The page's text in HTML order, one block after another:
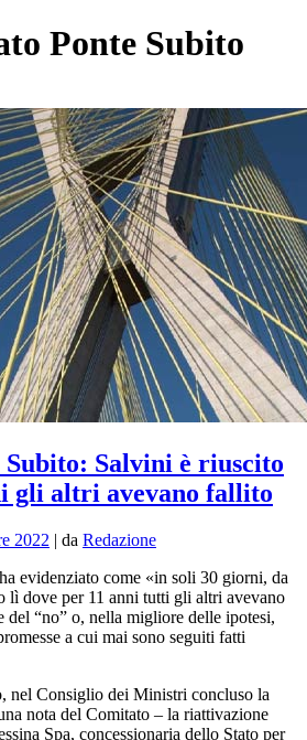
Ponte Subito
Salvini è riuscito
gli altri avevano fallito
2022 | da Redazione
evidenziato come «in soli 30 giorni, da
lì dove per 11 anni tutti gli altri avevano
“no” o, nella migliore delle ipotesi,
a cui mai sono seguiti fatti
nel Consiglio dei Ministri concluso la
nota del Comitato – la riattivazione
Spa, concessionaria dello Stato per